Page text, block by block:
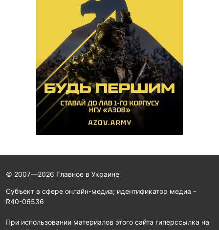
© 2007—2026 Главное в Украине
Субъект в сфере онлайн-медиа; идентификатор медиа -
R40-06536
При использовании материалов этого сайта гиперссылка на